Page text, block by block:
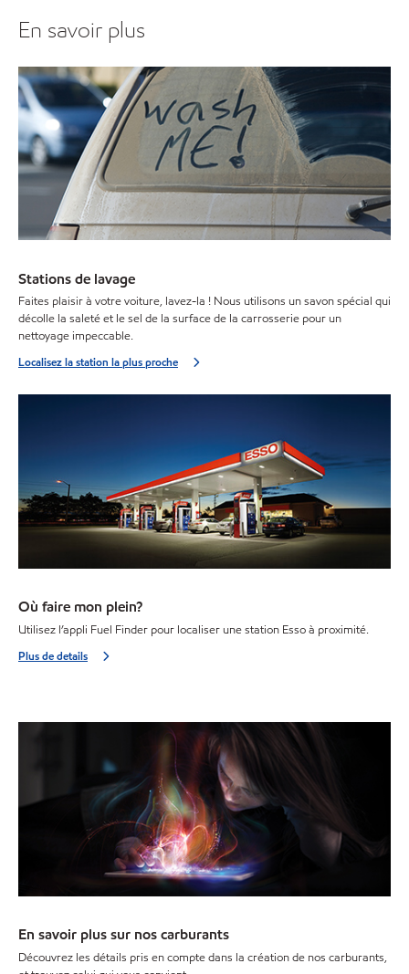
En savoir plus
Stations de lavage
Faites plaisir à votre voiture, lavez-la ! Nous utilisons un savon spécial qui
décolle la saleté et le sel de la surface de la carrosserie pour un
nettoyage impeccable.
Localisez la station la plus proche
Où faire mon plein?
Utilisez l’appli Fuel Finder pour localiser une station Esso à proximité.
Plus de details
En savoir plus sur nos carburants
Découvrez les détails pris en compte dans la création de nos carburants,